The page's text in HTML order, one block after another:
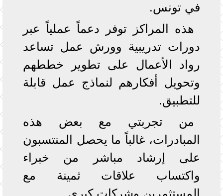
في تونس.
هذه المراكز توفر دعماً عملياً عبر
دورات تدريبية وورش عمل تساعد
رواد الأعمال على تطوير خططهم
وتحويل أفكارهم لنماذج عمل قابلة
للتطبيق.
من تجربتي مع بعض هذه
المبادرات، غالباً ما يحصل المنتسبون
على إرشاد مباشر من خبراء
واكتساب علاقات ثمينة مع